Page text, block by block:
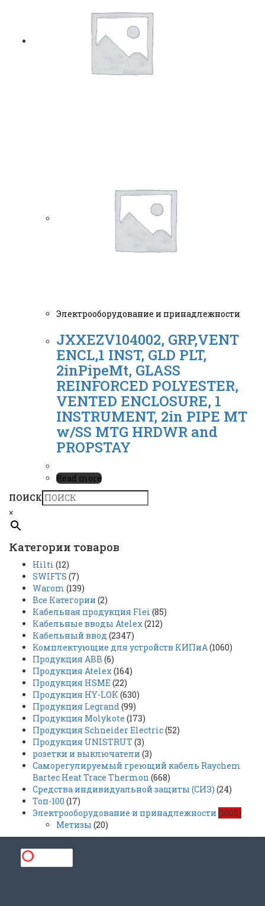
Электрооборудование и принадлежности
JXXEZV104002, GRP,VENT
ENCL,1 INST, GLD PLT,
2inPipeMt, GLASS
REINFORCED POLYESTER,
VENTED ENCLOSURE, 1
INSTRUMENT, 2in PIPE MT
w/SS MTG HRDWR and
PROPSTAY
Read more
ПОИСК
×
Категории товаров
Hilti (12)
SWIFTS (7)
Warom (139)
Все Категории (2)
Кабельная продукция Flei (85)
Кабельные вводы Atelex(212)
Кабельный ввод (2347)
Комплектующие для устройств КИПиА(1060)
Продукция ABB (6)
Продукция Atelex(164)
Продукция HSME(22)
Продукция HY-LOK (630)
Продукция Legrand(99)
Продукция Molykote (173)
Продукция Schneider Electric(52)
Продукция UNISTRUT (3)
розетки и выключатели (3)
Саморегулируемый греющий кабель Raychem
Bartec Heat Trace Thermon (668)
Средства индивидуальной защиты (СИЗ) (24)
Топ-100 (17)
Электрооборудование и принадлежности (1005)
Метизы (20)